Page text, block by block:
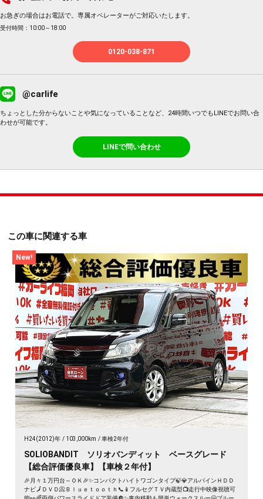
お急ぎの場合はお電話で。専属オペレーターがご対応いたします。
受付時間：10:00～18:00
0120-038-871
@carlife
ちょっとした分からないことや気になっていることなど、24時間いつでもLINEでお問い合
わせが可能です。
LINEで問い合わせ
この車に関連する車
New!
H24(2012)年 103,000km 車検2年付
SOLIOBANDIT ソリオバンディット ベースグレード
【総合評価優良車】【車検２年付】
🎉月々１万円台～ＯＫ🎉✨コンパクトハイトワゴンタイプ🍃💎アルパインＨＤＤ
ナビ🗾ＤＶＤ📀Ｂｌｕｅｔｏｏｔｈ📞📱フルセグＴＶ内蔵型📺走行中映像視聴可